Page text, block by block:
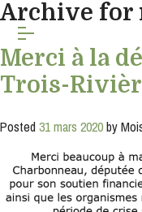
Archive for
Merci à la
Trois-
Posted 31 mars 2020by
Inscription
infolettre
vous
notre
infolettre
pour
rester